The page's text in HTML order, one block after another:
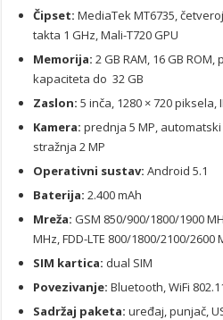
Čipset: MediaTek MT6735,
takta 1 GHz, Mali-T720 GPU
Memorija: 2 GB RAM, 16 GB
kapaciteta do 32 GB
Zaslon: 5 inča, 1280 × 720 piksela,
Kamera: prednja 5 MP,
stražnja 2 MP
Operativni sustav: Android 5.1
Baterija: 2.400 mAh
Mreža: GSM 850/900/1800/1900
MHz, FDD-LTE 800/1800/2100/2600
SIM kartica: dual SIM
Povezivanje: Bluetooth, WiFi
Sadržaj paketa: uređaj, punjač,